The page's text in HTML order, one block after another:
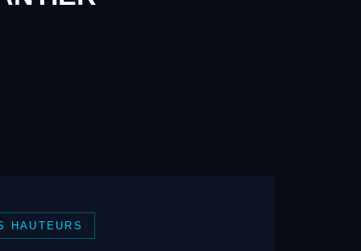
HAUTEURS